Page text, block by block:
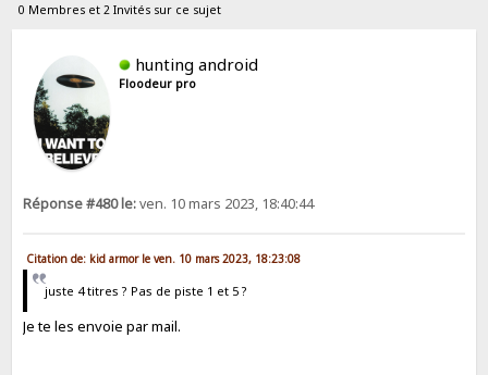
0 Membres et 2 Invités sur ce sujet
hunting android
Floodeur pro
Réponse #480 le:ven. 10 mars 2023, 18:40:44
Citation de: kid armor le ven. 10 mars 2023, 18:23:08
juste 4 titres ? Pas de piste 1 et 5 ?
Je te les envoie par mail.